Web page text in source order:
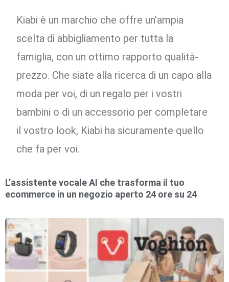
Kiabi è un marchio che offre un’ampia
scelta di abbigliamento per tutta la
famiglia, con un ottimo rapporto qualità-
prezzo. Che siate alla ricerca di un capo alla
moda per voi, di un regalo per i vostri
bambini o di un accessorio per completare
il vostro look, Kiabi ha sicuramente quello
che fa per voi.
L’assistente vocale AI che trasforma il tuo
ecommerce in un negozio aperto 24 ore su 24